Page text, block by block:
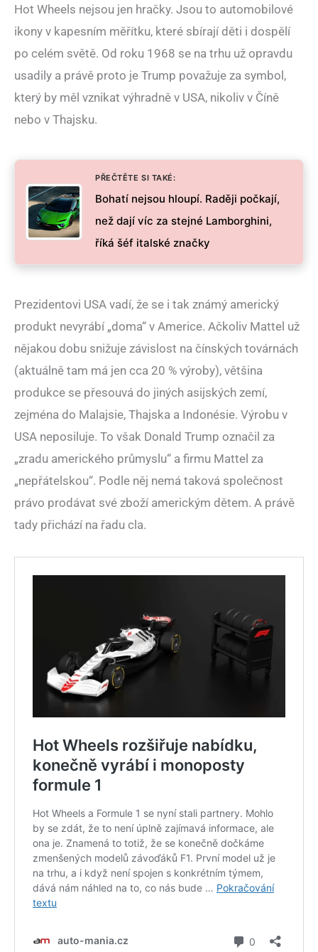
Hot Wheels nejsou jen hračky. Jsou to automobilové
ikony v kapesním měřítku, které sbírají děti i dospělí
po celém světě. Od roku 1968 se na trhu už opravdu
usadily a právě proto je Trump považuje za symbol,
který by měl vznikat výhradně v USA, nikoliv v Číně
nebo v Thajsku.
PŘEČTĚTE SI TAKÉ:
Bohatí nejsou hloupí. Raději počkají,
než dají víc za stejné Lamborghini,
říká šéf italské značky
Prezidentovi USA vadí, že se i tak známý americký
produkt nevyrábí „doma“ v Americe. Ačkoliv Mattel už
nějakou dobu snižuje závislost na čínských továrnách
(aktuálně tam má jen cca 20 % výroby), většina
produkce se přesouvá do jiných asijských zemí,
zejména do Malajsie, Thajska a Indonésie. Výrobu v
USA neposiluje. To však Donald Trump označil za
„zradu amerického průmyslu“ a firmu Mattel za
„nepřátelskou“. Podle něj nemá taková společnost
právo prodávat své zboží americkým dětem. A právě
tady přichází na řadu cla.